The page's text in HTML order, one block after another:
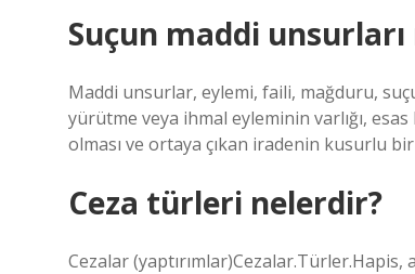
Suçun maddi
Maddi unsurlar, eylemi, faili, mağduru,
yürütme veya ihmal eyleminin varlığı,
olması ve ortaya çıkan iradenin kusurlu bir
Ceza türleri nelerdir?
Cezalar